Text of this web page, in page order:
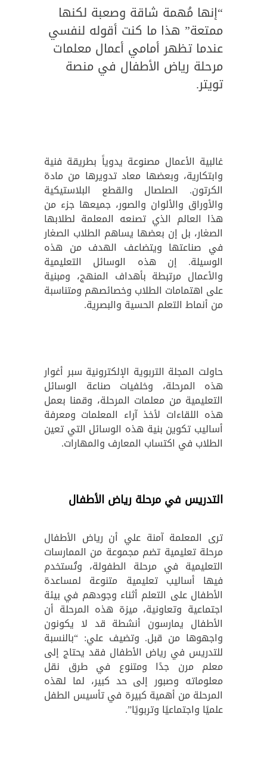
“إنها مُهمة شاقة وصعبة لكنها
ممتعة” هذا ما كنت أقوله لنفسي
عندما تظهر أمامي أعمال معلمات
مرحلة رياض الأطفال في منصة
تويتر.
غالبية الأعمال مصنوعة يدوياً بطريقة فنية
وابتكارية، وبعضها معاد تدويرها من مادة
الكرتون. الصلصال والقطع البلاستيكية
والأوراق والألوان والصور، جميعها جزء من
هذا العالم الذي تصنعه المعلمة لطلابها
الصغار، بل إن بعضها يساهم الطلاب الصغار
في صناعتها ويتضاعف الهدف من هذه
الوسيلة. إن هذه الوسائل التعليمية
والأعمال مرتبطة بأهداف المنهج، ومبنية
على اهتمامات الطلاب وخصائصهم ومتناسبة
من أنماط التعلم الحسية والبصرية.
حاولت المجلة التربوية الإلكترونية سبر أغوار
هذه المرحلة، وخلفيات صناعة الوسائل
التعليمية من معلمات المرحلة، وقمنا بعمل
هذه اللقاءات لأخذ آراء المعلمات ومعرفة
أساليب تكوين بنية هذه الوسائل التي تعين
الطلاب في اكتساب المعارف والمهارات.
التدريس في مرحلة رياض الأطفال
ترى المعلمة آمنة علي أن رياض الأطفال
مرحلة تعليمية تضم مجموعة من الممارسات
التعليمية في مرحلة الطفولة، وتُستخدم
فيها أساليب تعليمية متنوعة لمساعدة
الأطفال على التعلم أثناء وجودهم في بيئة
اجتماعية وتعاونية، ميزة هذه المرحلة أن
الأطفال يمارسون أنشطة قد لا يكونون
واجهوها من قبل. وتضيف علي: “بالنسبة
للتدريس في رياض الأطفال فقد يحتاج إلى
معلم مرن جدًا ومتنوع في طرق نقل
معلوماته وصبور إلى حد كبير، لما لهذه
المرحلة من أهمية كبيرة في تأسيس الطفل
علميًا واجتماعيًا وتربويًا”.